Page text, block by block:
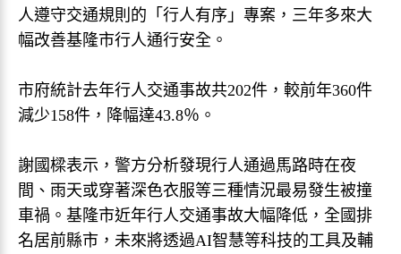
人遵守交通規則的「行人有序」專案，三年多來大
幅改善基隆市行人通行安全。
市府統計去年行人交通事故共202件，較前年360件
減少158件，降幅達43.8％。
謝國樑表示，警方分析發現行人通過馬路時在夜
間、雨天或穿著深色衣服等三種情況最易發生被撞
車禍。基隆市近年行人交通事故大幅降低，全國排
名居前縣市，未來將透過AI智慧等科技的工具及輔